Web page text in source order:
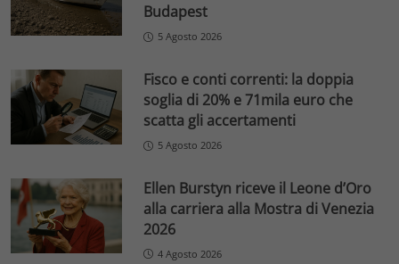
Budapest
5 Agosto 2026
Fisco e conti correnti: la doppia
soglia di 20% e 71mila euro che
scatta gli accertamenti
5 Agosto 2026
Ellen Burstyn riceve il Leone d’Oro
alla carriera alla Mostra di Venezia
2026
4 Agosto 2026